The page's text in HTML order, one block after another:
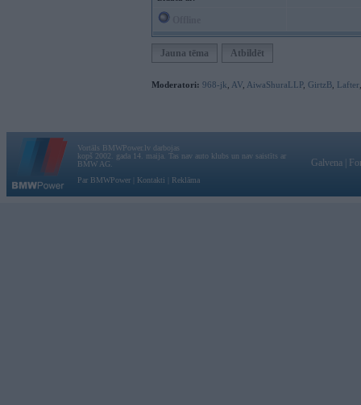
Jauna tēma Atbildēt
Moderatori: 968-jk AV AiwaShuraLLP, GirtzB Lafter
Vortāls BMWPower.lv darbojas
kopš 2002. gada 14. maija. Tas nav auto klubs un nav saistīts ar
BMW AG.
Par BMWPower
Kontakti Reklāma
Galvena